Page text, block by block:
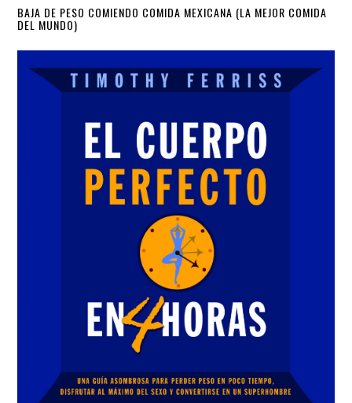
Primary
Sidebar
BAJA DE PESO COMIENDO COMIDA MEXICANA (LA MEJOR COMIDA
DEL MUNDO)